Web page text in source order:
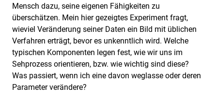
Mensch dazu, seine eigenen Fähigkeiten zu
überschätzen. Mein hier gezeigtes Experiment fragt,
wieviel Veränderung seiner Daten ein Bild mit üblichen
Verfahren erträgt, bevor es unkenntlich wird. Welche
typischen Komponenten legen fest, wie wir uns im
Sehprozess orientieren, bzw. wie wichtig sind diese?
Was passiert, wenn ich eine davon weglasse oder deren
Parameter verändere?